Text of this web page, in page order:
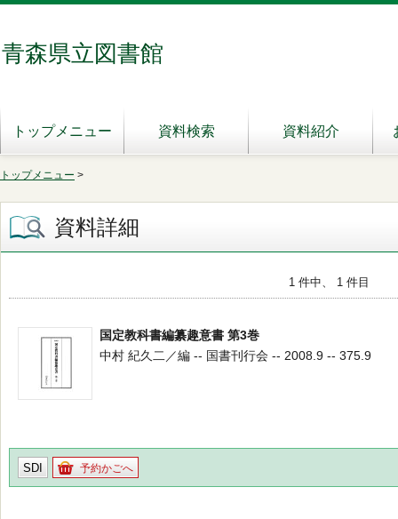
青森県立図書館
トップメニュー 資料検索 資料紹介
トップメニュー >
資料詳細
1 件中、 1 件目
国定教科書編纂趣意書 第3巻
中村 紀久二／編 -- 国書刊行会 -- 2008.9 -- 375.9
SDI 予約かごへ